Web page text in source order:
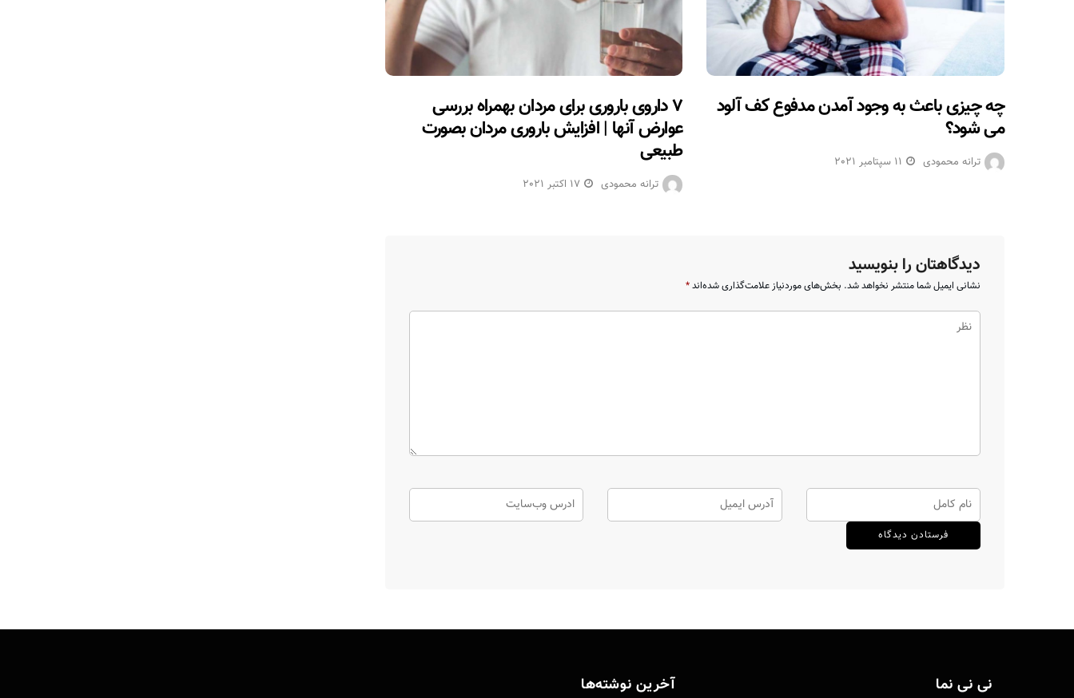
۷ داروی باروری برای مردان بهمراه بررسی
عوارض آنها | افزایش باروری مردان بصورت
طبیعی
ترانه محمودی 17 اکتبر 2021
چه چیزی باعث به وجود آمدن مدفوع کف آلود
می شود؟
ترانه محمودی 11 سپتامبر 2021
دیدگاهتان را بنویسید
نشانی ایمیل شما منتشر نخواهد شد. بخش‌های موردنیاز علامت‌گذاری شده‌اند*
نی نی نما آخرین نوشته‌ها